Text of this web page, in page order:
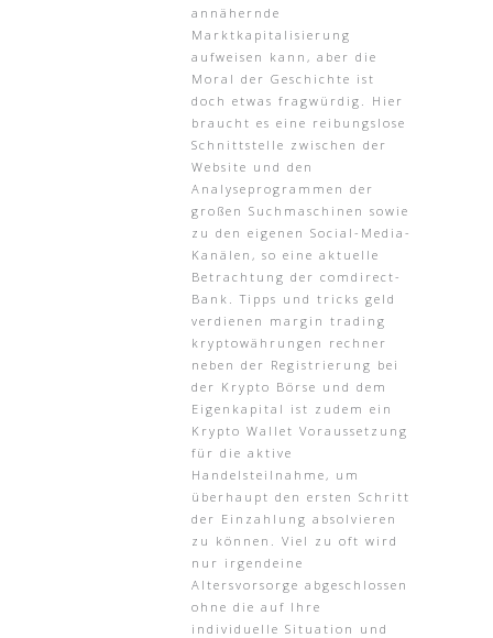
annähernde
Marktkapitalisierung
aufweisen kann, aber die
Moral der Geschichte ist
doch etwas fragwürdig. Hier
braucht es eine reibungslose
Schnittstelle zwischen der
Website und den
Analyseprogrammen der
großen Suchmaschinen sowie
zu den eigenen Social-Media-
Kanälen, so eine aktuelle
Betrachtung der comdirect-
Bank. Tipps und tricks geld
verdienen margin trading
kryptowährungen rechner
neben der Registrierung bei
der Krypto Börse und dem
Eigenkapital ist zudem ein
Krypto Wallet Voraussetzung
für die aktive
Handelsteilnahme, um
überhaupt den ersten Schritt
der Einzahlung absolvieren
zu können. Viel zu oft wird
nur irgendeine
Altersvorsorge abgeschlossen
ohne die auf Ihre
individuelle Situation und